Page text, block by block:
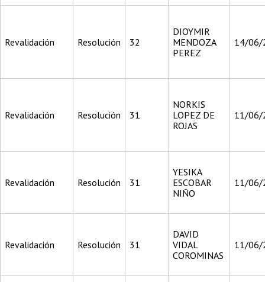
Revalidación Resolución 32
DIOYMIR
MENDOZA
PEREZ
14/06/
Revalidación Resolución 31
NORKIS
LOPEZ DE
ROJAS
11/06/
Revalidación Resolución 31
YESIKA
ESCOBAR
NIÑO
11/06/
Revalidación Resolución 31
DAVID
VIDAL
COROMINAS
11/06/